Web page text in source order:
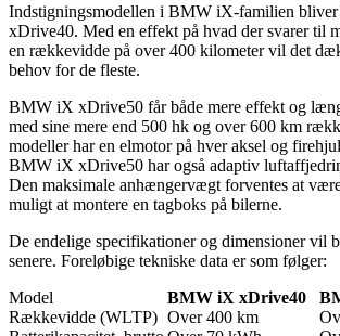
Indstigningsmodellen i BMW iX-familien bliver
xDrive40. Med en effekt på hvad der svarer til
en rækkevidde på over 400 kilometer vil det
behov for de fleste.
BMW iX xDrive50 får både mere effekt og
med sine mere end 500 hk og over 600 km
modeller har en elmotor på hver aksel og
BMW iX xDrive50 har også adaptiv
Den maksimale anhængervægt forventes at
muligt at montere en tagboks på bilerne.
De endelige specifikationer og dimensioner vil
senere. Foreløbige tekniske data er som følger:
Model
BMW iX xDrive40
Rækkevidde (WLTP) Over 400 km